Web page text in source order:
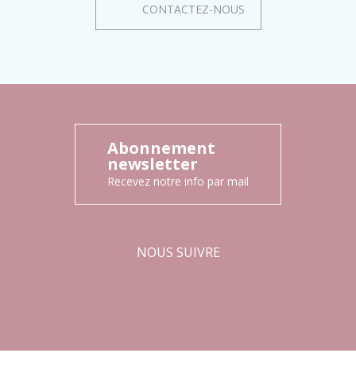
CONTACTEZ-NOUS
Abonnement
newsletter
Recevez notre info par mail
NOUS SUIVRE